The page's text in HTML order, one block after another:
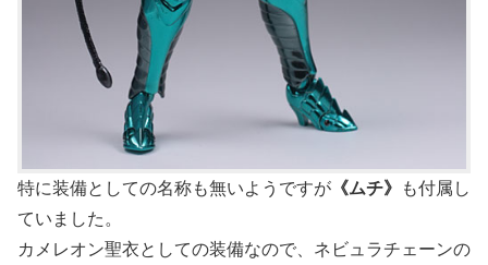
特に装備としての名称も無いようですが 《ムチ》
も付属し
ていました。
カメレオン聖衣としての装備なので、ネビュラチェーンの